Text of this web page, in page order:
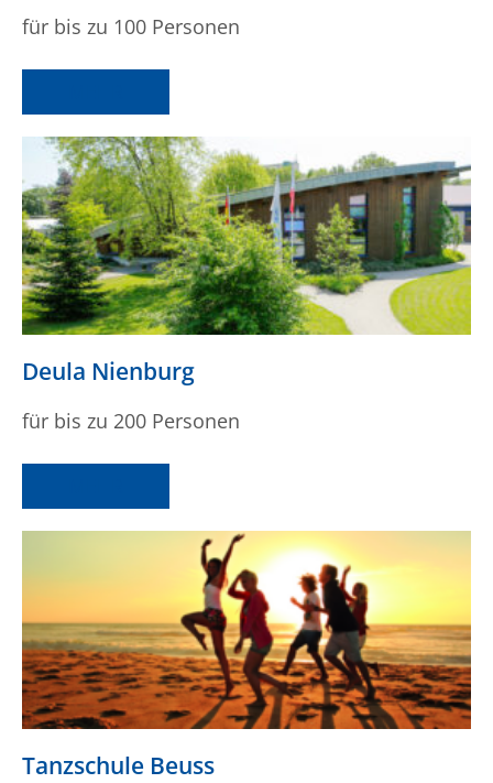
für bis zu 100 Personen
Deula Nienburg
für bis zu 200 Personen
Tanzschule Beuss